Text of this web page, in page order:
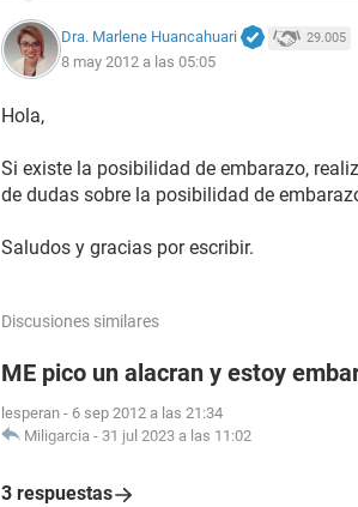
Dra. Marlene Huancahuari 29.005
8 may 2012 a las 05:05
Hola,
Si existe la posibilidad de embarazo,
de dudas sobre la posibilidad de
Saludos y gracias por escribir.
Discusiones similares
ME pico un alacran y estoy
lesperan - 6 sep 2012 a las 21:34
Miligarcia - 31 jul 2023 a las 11:02
3 respuestas